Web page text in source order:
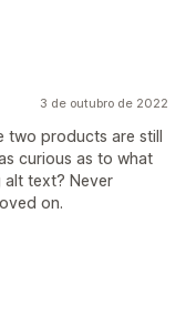
3 de outubro de 2022
products are still
curious as to what
alt text? Never
on.